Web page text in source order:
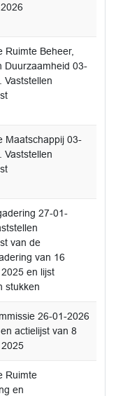
Ruimte Beheer,
Duurzaamheid 03-
Vaststellen
Maatschappij 03-
Vaststellen
27-01-
van de
van 16
en lijst
stukken
26-01-2026
actielijst van 8
Ruimte
en